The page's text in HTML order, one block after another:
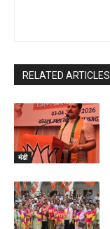
RELATED ARTICLES
मंडी